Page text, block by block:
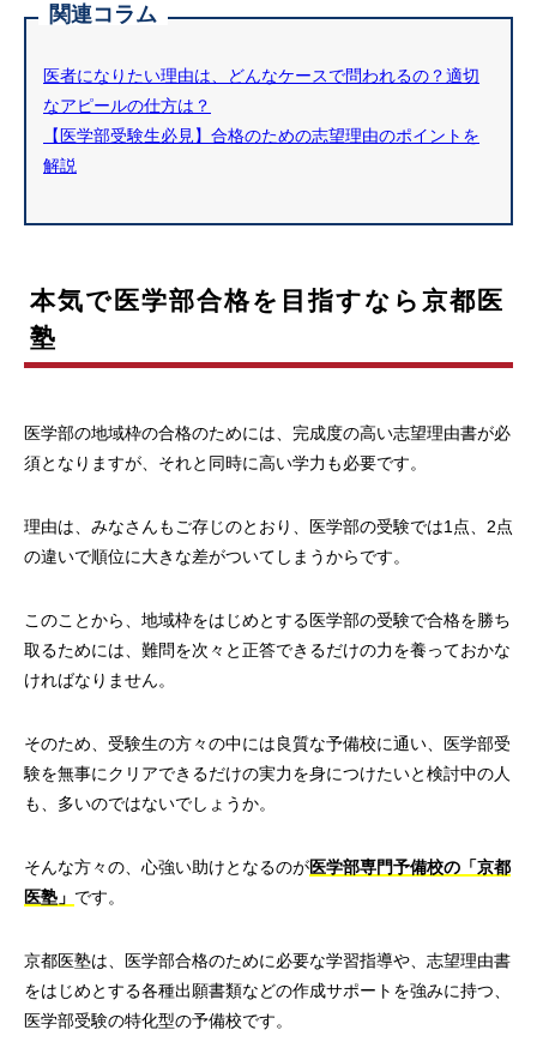
関連コラム
医者になりたい理由は、どんなケースで問われるの？適切
なアピールの仕方は？
【医学部受験生必見】合格のための志望理由のポイントを
解説
本気で医学部合格を目指すなら京都医
塾
医学部の地域枠の合格のためには、完成度の高い志望理由書が必
須となりますが、それと同時に高い学力も必要です。
理由は、みなさんもご存じのとおり、医学部の受験では1点、2点
の違いで順位に大きな差がついてしまうからです。
このことから、地域枠をはじめとする医学部の受験で合格を勝ち
取るためには、難問を次々と正答できるだけの力を養っておかな
ければなりません。
そのため、受験生の方々の中には良質な予備校に通い、医学部受
験を無事にクリアできるだけの実力を身につけたいと検討中の人
も、多いのではないでしょうか。
そんな方々の、心強い助けとなるのが医学部専門予備校の「京都
医塾」 です。
京都医塾は、医学部合格のために必要な学習指導や、志望理由書
をはじめとする各種出願書類などの作成サポートを強みに持つ、
医学部受験の特化型の予備校です。